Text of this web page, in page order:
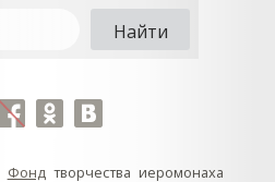
Фондтворчества иеромонаха